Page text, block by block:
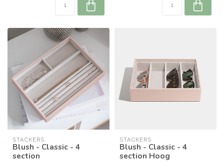
STACKERS
Blush - Classic - 4
section
STACKERS
Blush - Classic - 4
section Hoog